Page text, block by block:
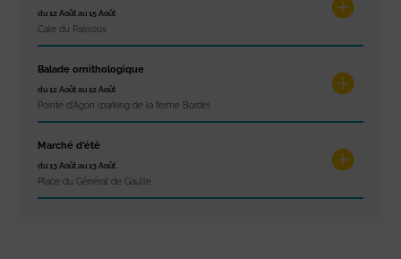
du 12 Août au 15 Août
Cale du Passous
Balade ornithologique
du 12 Août au 12 Août
Pointe d'Agon (parking de la ferme Borde)
Marché d’été
du 13 Août au 13 Août
Place du Général de Gaulle